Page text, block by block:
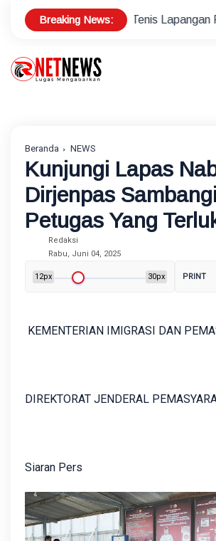
Breaking News:
Atlet Tenis Lapangan Peraih Medali di
Beranda NEWS
Kunjungi Lapas
Dirjenpas Sambangi
Petugas Yang
Redaksi
Rabu, Juni 04, 2025
12px 30px PRINT
KEMENTERIAN IMIGRASI DAN
DIREKTORAT JENDERAL
Siaran Pers